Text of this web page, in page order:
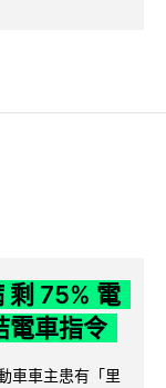
剩 75% 電
電車指令
車車主患有「里